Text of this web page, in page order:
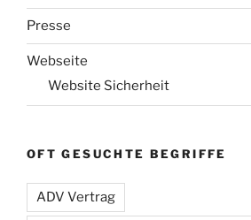
Presse
Webseite
Website Sicherheit
OFT GESUCHTE BEGRIFFE
ADV Vertrag